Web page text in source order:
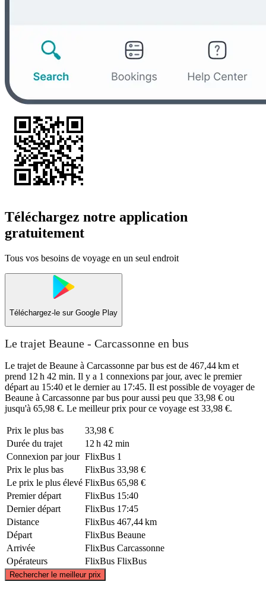
Téléchargez notre application
gratuitement
Tous vos besoins de voyage en un seul endroit
Téléchargez-le sur Google Play
Le trajet Beaune - Carcassonne en bus
Le trajet de Beaune à Carcassonne par bus est de 467,44 km et
prend 12 h 42 min. Il y a 1 connexions par jour, avec le premier
départ au 15:40 et le dernier au 17:45. Il est possible de voyager de
Beaune à Carcassonne par bus pour aussi peu que 33,98 € ou
jusqu'à 65,98 €. Le meilleur prix pour ce voyage est 33,98 €.
Prix ​​le plus bas
33,98 €
Durée du trajet
12 h 42 min
Connexion par jour FlixBus 1
Prix ​​le plus bas
FlixBus 33,98 €
Le prix le plus élevé FlixBus 65,98 €
Premier départ
FlixBus 15:40
Dernier départ
FlixBus 17:45
Distance
FlixBus 467,44 km
Départ
FlixBus Beaune
Arrivée
FlixBus Carcassonne
Opérateurs
FlixBus FlixBus
Rechercher le meilleur prix
©CARTO